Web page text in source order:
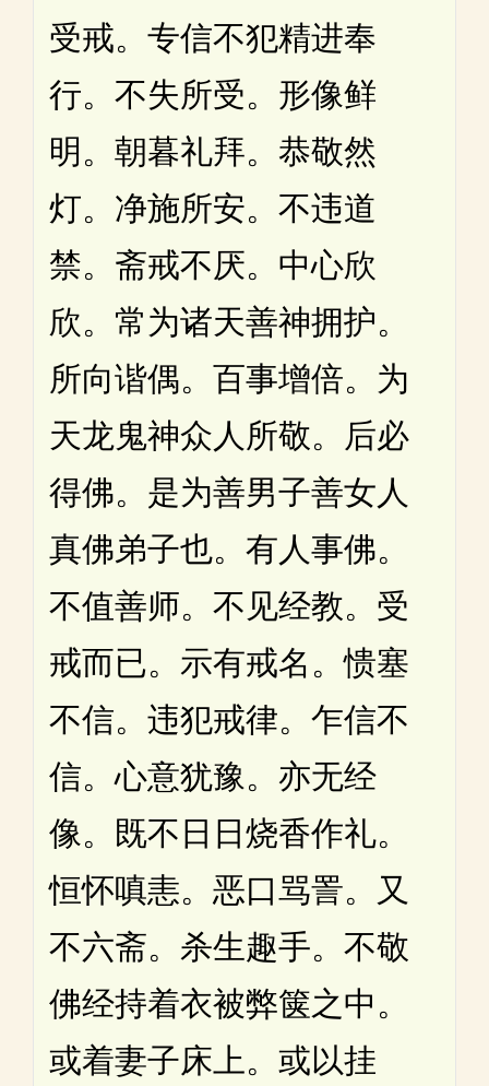
受戒。专信不犯精进奉
行。不失所受。形像鲜
明。朝暮礼拜。恭敬然
灯。净施所安。不违道
禁。斋戒不厌。中心欣
欣。常为诸天善神拥护。
所向谐偶。百事增倍。为
天龙鬼神众人所敬。后必
得佛。是为善男子善女人
真佛弟子也。有人事佛。
不值善师。不见经教。受
戒而已。示有戒名。愦塞
不信。违犯戒律。乍信不
信。心意犹豫。亦无经
像。既不日日烧香作礼。
恒怀嗔恚。恶口骂詈。又
不六斋。杀生趣手。不敬
佛经持着衣被弊箧之中。
或着妻子床上。或以挂